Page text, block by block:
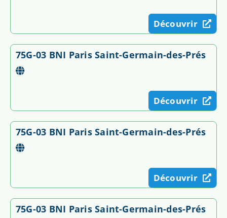
Découvrir
75G-03 BNI Paris Saint-Germain-des-Prés
Découvrir
75G-03 BNI Paris Saint-Germain-des-Prés
Découvrir
75G-03 BNI Paris Saint-Germain-des-Prés